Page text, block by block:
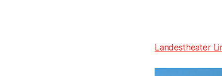
Landestheater